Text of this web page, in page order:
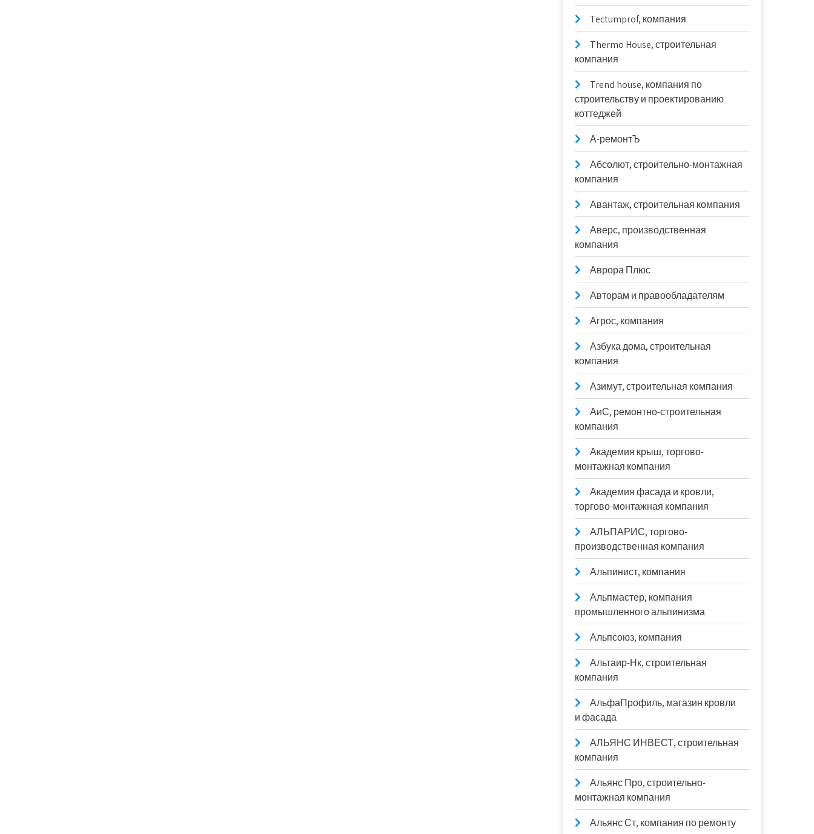
Tectumprof, компания
Thermo House, строительная
компания
Trend house, компания по
строительству и проектированию
коттеджей
А-ремонтЪ
Абсолют, строительно-монтажная
компания
Авантаж, строительная компания
Аверс, производственная
компания
Аврора Плюс
Авторам и правообладателям
Агрос, компания
Азбука дома, строительная
компания
Азимут, строительная компания
АиС, ремонтно-строительная
компания
Академия крыш, торгово-
монтажная компания
Академия фасада и кровли,
торгово-монтажная компания
АЛЬПАРИС, торгово-
производственная компания
Альпинист, компания
Альпмастер, компания
промышленного альпинизма
Альпсоюз, компания
Альтаир-Нк, строительная
компания
АльфаПрофиль, магазин кровли
и фасада
АЛЬЯНС ИНВЕСТ, строительная
компания
Альянс Про, строительно-
монтажная компания
Альянс Ст, компания по ремонту